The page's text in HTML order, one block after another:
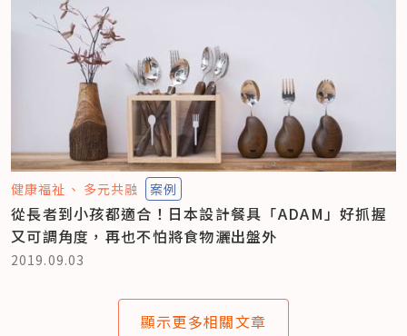
健康福祉 多元共融 案例
從長者到小孩都適合！日本設計餐具「ADAM」好抓握
又可調角度，再也不怕將食物灑出盤外
2019.09.03
顯示更多相關文章